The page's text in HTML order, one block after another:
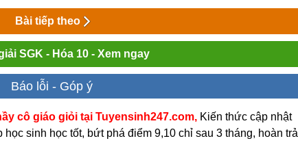
Bài tiếp theo
SGK - Hóa 10 - Xem ngay
Báo lỗi - Góp ý
cô giáo giỏi tại Tuyensinh247.com,Kiến thức cập nhật
sinh học tốt, bứt phá điểm 9,10 chỉ sau 3 tháng, hoàn trả